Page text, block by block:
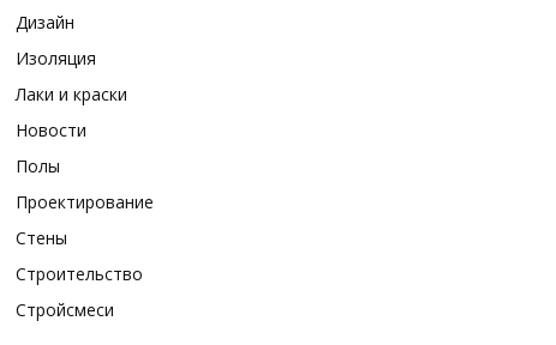
Дизайн
Изоляция
Лаки и краски
Новости
Полы
Проектирование
Стены
Строительство
Стройсмеси